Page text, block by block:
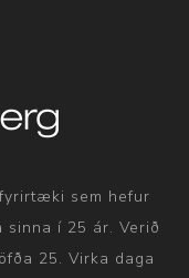
sem hefur
í 25 ár. Verið
25. Virka daga